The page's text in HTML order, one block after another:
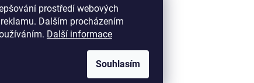
prostředí webových
Dalším procházením
Další informace
Souhlasím